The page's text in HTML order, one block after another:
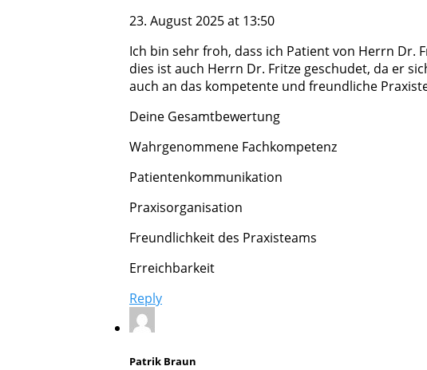
23. August 2025 at 13:50
Ich bin sehr froh, dass ich Patient von Herrn Dr.
dies ist auch Herrn Dr. Fritze geschudet, da er
auch an das kompetente und freundliche
Deine Gesamtbewertung
Wahrgenommene Fachkompetenz
Patientenkommunikation
Praxisorganisation
Freundlichkeit des Praxisteams
Erreichbarkeit
Reply
Patrik Braun